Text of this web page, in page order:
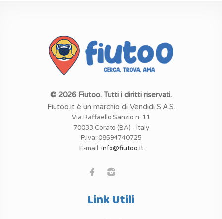
© 2026 Fiutoo. Tutti i diritti riservati.
Fiutoo.it è un marchio di Vendidi S.A.S.
Via Raffaello Sanzio n. 11
70033 Corato (BA) - Italy
P.Iva: 08594740725
E-mail: info@fiutoo.it
Link Utili